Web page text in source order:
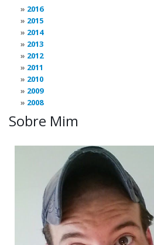
2016
2015
2014
2013
2012
2011
2010
2009
2008
Sobre Mim